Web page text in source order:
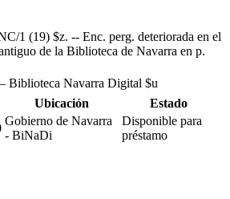
1 (19) $z. -- Enc. perg. deteriorada en el
de la Biblioteca de Navarra en p.
Biblioteca Navarra Digital $u
Ubicación
Estado
Gobierno de Navarra
- BiNaDi
Disponible para
préstamo